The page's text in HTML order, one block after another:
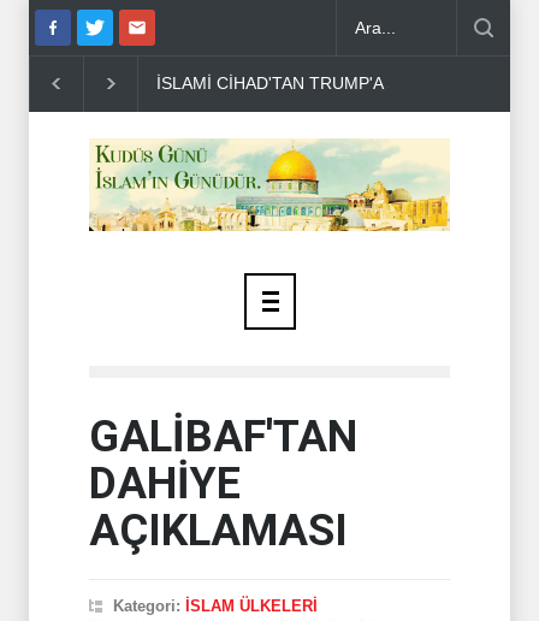
İSLAMİ CİHAD'TAN TRUMP'A SUÇLAMA ..
GALİBAF'TAN
DAHİYE
AÇIKLAMASI
Kategori: İSLAM ÜLKELERİ